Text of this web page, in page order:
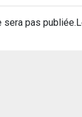
sera pas publiée.